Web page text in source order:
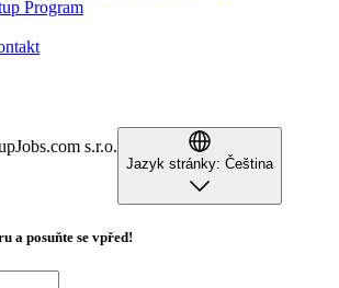
Program
s.r.o.
Jazyk stránky: Čeština
a posuňte se vpřed!